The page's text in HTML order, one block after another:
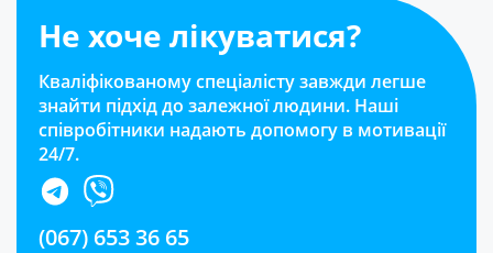
Не хоче лікуватися?
Кваліфікованому спеціалісту завжди легше
знайти підхід до залежної людини. Наші
співробітники надають допомогу в мотивації
24/7.
(067) 653 36 65